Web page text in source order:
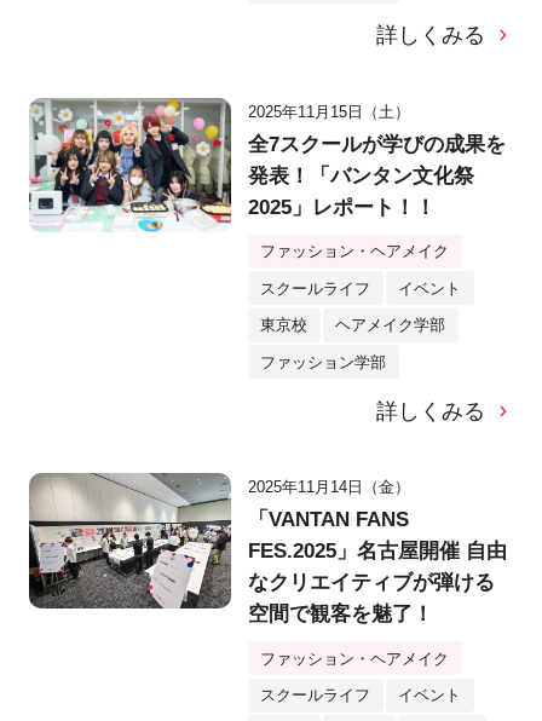
詳しくみる
2025年11月15日（土）
全7スクールが学びの成果を
発表！「バンタン文化祭
2025」レポート！！
ファッション・ヘアメイク
スクールライフ イベント
東京校 ヘアメイク学部
ファッション学部
詳しくみる
2025年11月14日（金）
「VANTAN FANS
FES.2025」名古屋開催 自由
なクリエイティブが弾ける
空間で観客を魅了！
ファッション・ヘアメイク
スクールライフ イベント